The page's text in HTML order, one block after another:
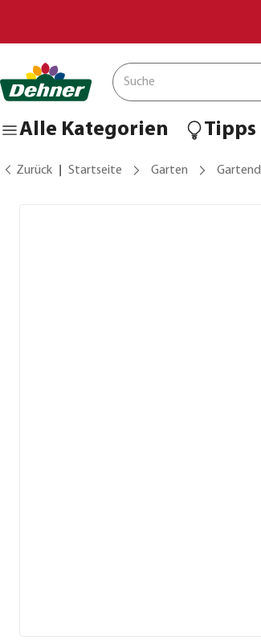
Alle Kategorien Tipps
Zurück Startseite Garten